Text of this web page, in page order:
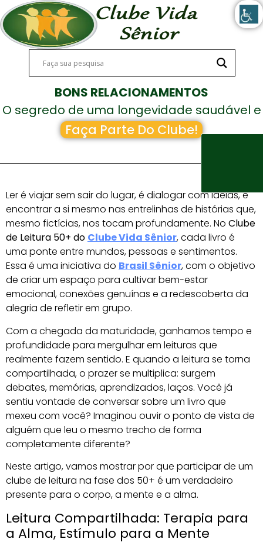
BONS RELACIONAMENTOS
O segredo de uma longevidade saudável e
feliz!
Faça Parte Do Clube!
Ler é viajar sem sair do lugar, é dialogar com ideias, é
encontrar a si mesmo nas entrelinhas de histórias que,
mesmo fictícias, nos tocam profundamente. No Clube
de Leitura 50+ do Clube Vida Sênior, cada livro é
uma ponte entre mundos, pessoas e sentimentos.
Essa é uma iniciativa do Brasil Sênior, com o objetivo
de criar um espaço para cultivar bem-estar
emocional, conexões genuínas e a redescoberta da
alegria de refletir em grupo.
Com a chegada da maturidade, ganhamos tempo e
profundidade para mergulhar em leituras que
realmente fazem sentido. E quando a leitura se torna
compartilhada, o prazer se multiplica: surgem
debates, memórias, aprendizados, laços. Você já
sentiu vontade de conversar sobre um livro que
mexeu com você? Imaginou ouvir o ponto de vista de
alguém que leu o mesmo trecho de forma
completamente diferente?
Neste artigo, vamos mostrar por que participar de um
clube de leitura na fase dos 50+ é um verdadeiro
presente para o corpo, a mente e a alma.
Leitura Compartilhada: Terapia para
a Alma, Estímulo para a Mente